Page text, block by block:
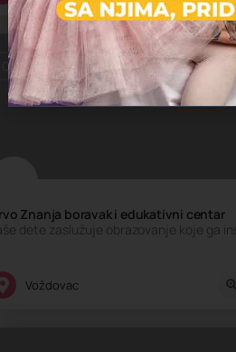
Škola stranih jezika
Znanja boravak i edukativni centar
Otvoreno
Voždovac